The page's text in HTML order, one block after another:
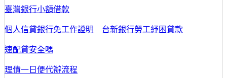
臺灣銀行小額借款
個人信貸銀行免工作證明 台新銀行勞工紓困貸款
速配貸安全嗎
理債一日便代辦流程